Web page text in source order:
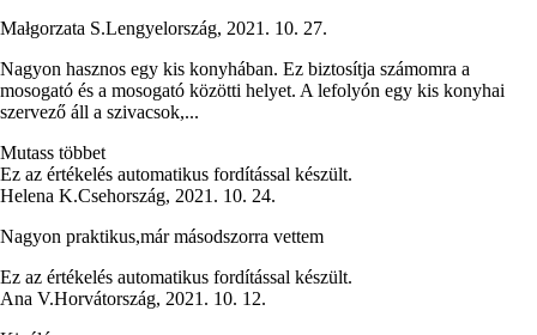
Małgorzata S.Lengyelország, 2021. 10. 27.
Nagyon hasznos egy kis konyhában. Ez biztosítja számomra a
mosogató és a mosogató közötti helyet. A lefolyón egy kis konyhai
szervező áll a szivacsok,...
Mutass többet
Ez az értékelés automatikus fordítással készült.
Helena K.Csehország, 2021. 10. 24.
Nagyon praktikus,már másodszorra vettem
Ez az értékelés automatikus fordítással készült.
Ana V.Horvátország, 2021. 10. 12.